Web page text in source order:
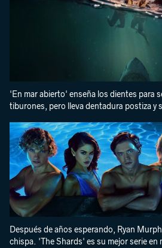
'En mar abierto' enseña los dientes para
tiburones, pero lleva dentadura postiza y
Después de años esperando, Ryan
chispa. 'The Shards' es su mejor serie en